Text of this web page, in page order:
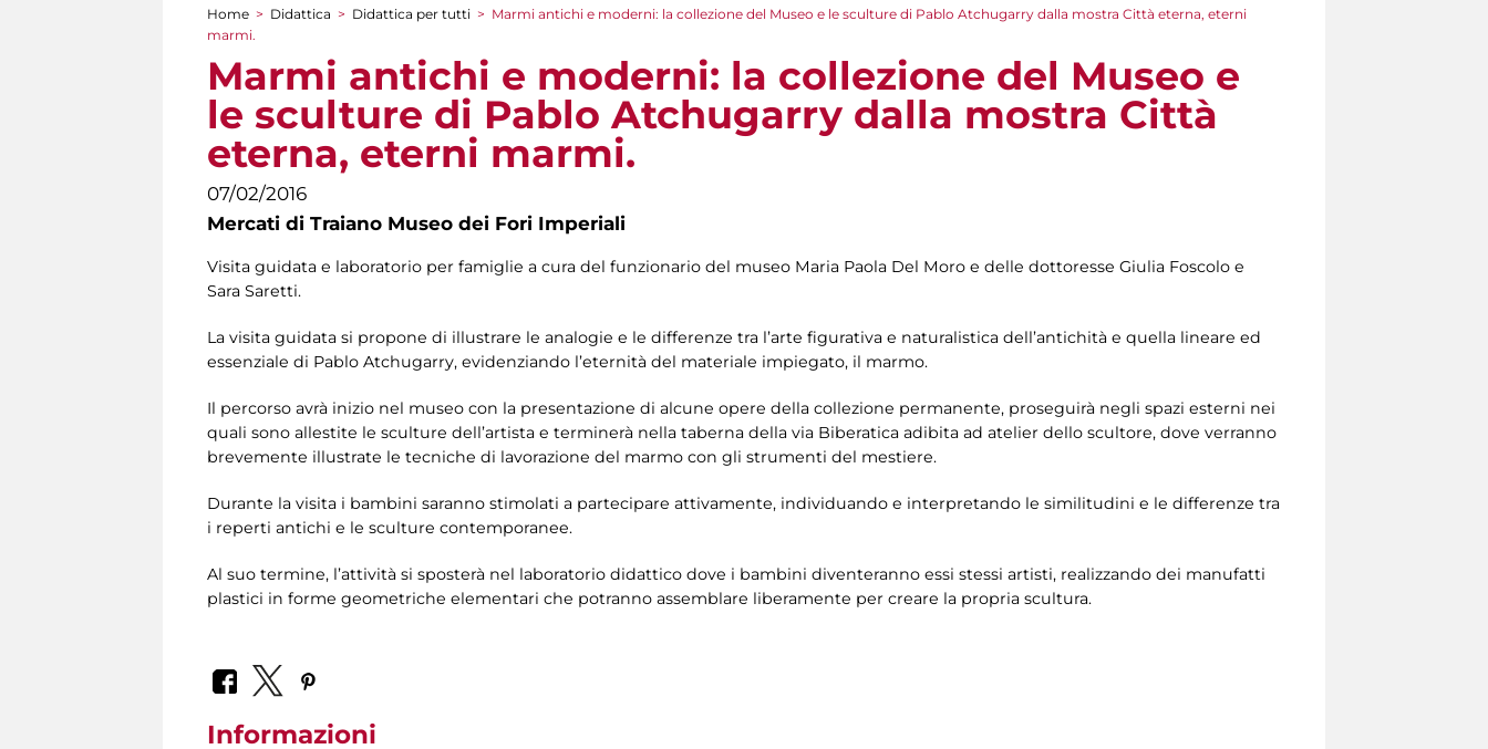
Tu sei qui
Home > Didattica > Didattica per tutti > Marmi antichi e moderni: la collezione del Museo e le sculture di Pablo Atchugarry dalla mostra Città eterna, eterni
marmi.
Marmi antichi e moderni: la collezione del Museo e
le sculture di Pablo Atchugarry dalla mostra Città
eterna, eterni marmi.
07/02/2016
Mercati di Traiano Museo dei Fori Imperiali
Visita guidata e laboratorio per famiglie a cura del funzionario del museo Maria Paola Del Moro e delle dottoresse Giulia Foscolo e
Sara Saretti.
La visita guidata si propone di illustrare le analogie e le differenze tra l’arte figurativa e naturalistica dell’antichità e quella lineare ed
essenziale di Pablo Atchugarry, evidenziando l’eternità del materiale impiegato, il marmo.
Il percorso avrà inizio nel museo con la presentazione di alcune opere della collezione permanente, proseguirà negli spazi esterni nei
quali sono allestite le sculture dell’artista e terminerà nella taberna della via Biberatica adibita ad atelier dello scultore, dove verranno
brevemente illustrate le tecniche di lavorazione del marmo con gli strumenti del mestiere.
Durante la visita i bambini saranno stimolati a partecipare attivamente, individuando e interpretando le similitudini e le differenze tra
i reperti antichi e le sculture contemporanee.
Al suo termine, l’attività si sposterà nel laboratorio didattico dove i bambini diventeranno essi stessi artisti, realizzando dei manufatti
plastici in forme geometriche elementari che potranno assemblare liberamente per creare la propria scultura.
Informazioni